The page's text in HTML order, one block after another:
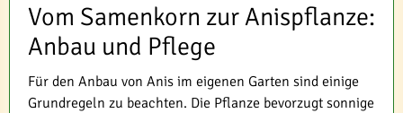
Vom Samenkorn zur Anispflanze:
Anbau und Pflege
Für den Anbau von Anis im eigenen Garten sind einige
Grundregeln zu beachten. Die Pflanze bevorzugt sonnige